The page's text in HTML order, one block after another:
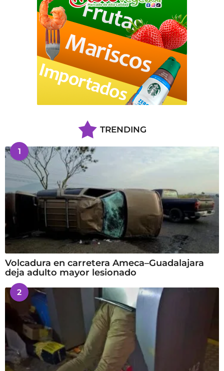
TRENDING
1
Volcadura en carretera Ameca–Guadalajara
deja adulto mayor lesionado
2